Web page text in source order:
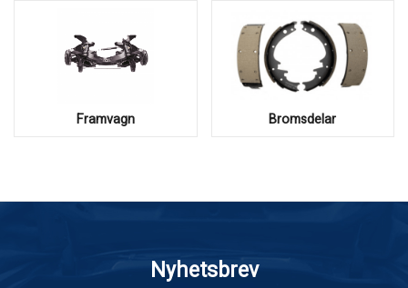
Framvagn Bromsdelar
Nyhetsbrev